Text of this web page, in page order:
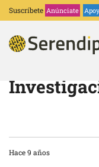
Suscríbete Anúnciate
Hace 9 años